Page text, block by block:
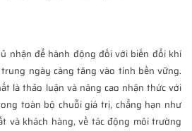
nhận để hành động đối với biến đổi khí
ngày càng tăng vào tính bền vững.
là thảo luận và nâng cao nhận thức với
toàn bộ chuỗi giá trị, chẳng hạn như
và khách hàng, về tác động môi trường